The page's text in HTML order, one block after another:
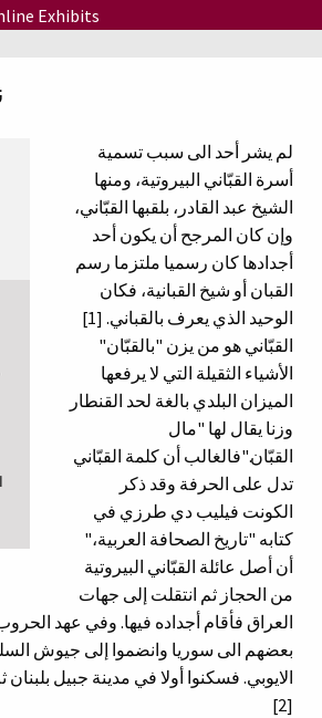
Exhibits
لم يشر أحد الى سبب تسمية
أسرة القبّاني البيروتية، ومنها
الشيخ عبد القادر، بلقبها القبّاني،
وإن كان المرجح أن يكون أحد
أجدادها كان رسميا ملتزما رسم
القبان أو شيخ القبانية، فكان
الوحيد الذي يعرف بالقباني. [1]
القبّاني هو من يزن "بالقبّان"
الأشياء الثقيلة التي لا يرفعها
الميزان البلدي بالغة لحد القنطار
وزنا يقال لها "مال
القبّان."فالغالب أن كلمة القبّاني
تدل على الحرفة وقد ذكر
الكونت فيليب دي طرزي في
كتابه "تاريخ الصحافة العربية،"
أن أصل عائلة القبّاني البيروتية
من الحجاز ثم انتقلت إلى جهات
العراق فأقام أجداده فيها. وفي عهد
بعضهم الى سوريا وانضموا إلى جيوش
الايوبي. فسكنوا أولا في مدينة جبيل
[2]